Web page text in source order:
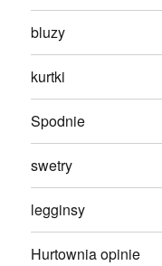
bluzy
kurtki
Spodnie
swetry
legginsy
Hurtownia opinie